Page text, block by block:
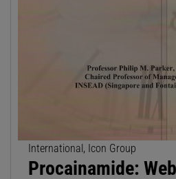
International, Icon Group
Procainamide: